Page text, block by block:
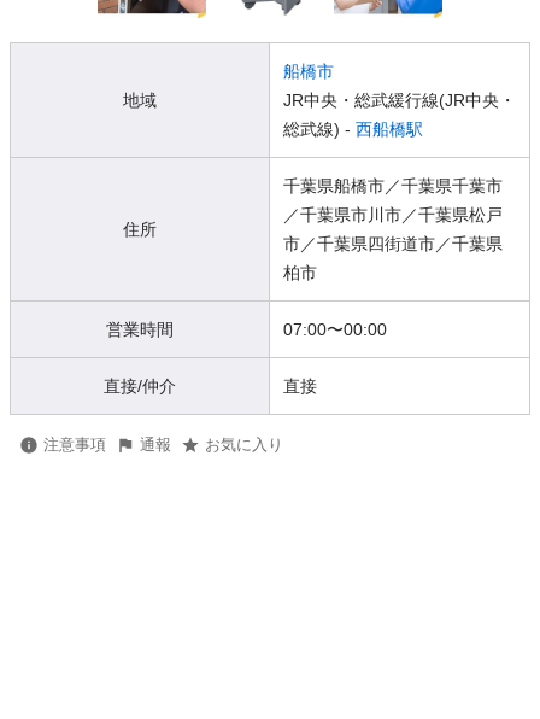
地域
船橋市
JR中央・総武緩行線(JR中央・
総武線) - 西船橋駅
住所
千葉県船橋市／千葉県千葉市
／千葉県市川市／千葉県松戸
市／千葉県四街道市／千葉県
柏市
営業時間 07:00〜00:00
直接/仲介 直接
注意事項 通報 お気に入り